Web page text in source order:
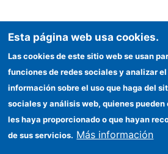
Esta página web usa cookies.
Las cookies de este sitio web se usan
funciones de redes sociales y analizar
información sobre el uso que haga del
sociales y análisis web, quienes
les haya proporcionado o que hayan
de sus servicios. Más información